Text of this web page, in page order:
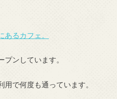
るカフェ。
ンしています。
で何度も通っています。